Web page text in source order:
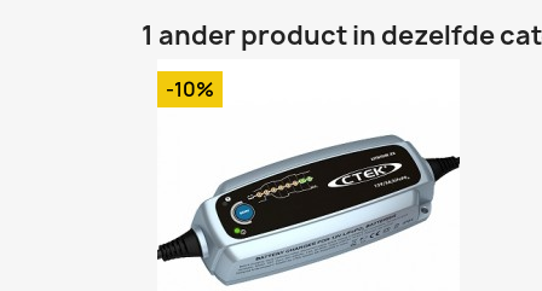
1 ander product in dezelfde
-10%